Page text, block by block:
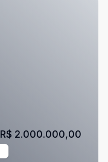
R$ 2.000.000,00